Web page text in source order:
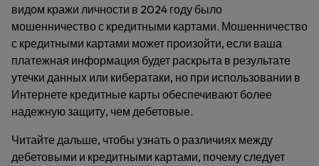
видом кражи личности в 2024 году было
мошенничество с кредитными картами. Мошенничество
с кредитными картами может произойти, если ваша
платежная информация будет раскрыта в результате
утечки данных или кибератаки, но при использовании в
Интернете кредитные карты обеспечивают более
надежную защиту, чем дебетовые.
Читайте дальше, чтобы узнать о различиях между
дебетовыми и кредитными картами, почему следует